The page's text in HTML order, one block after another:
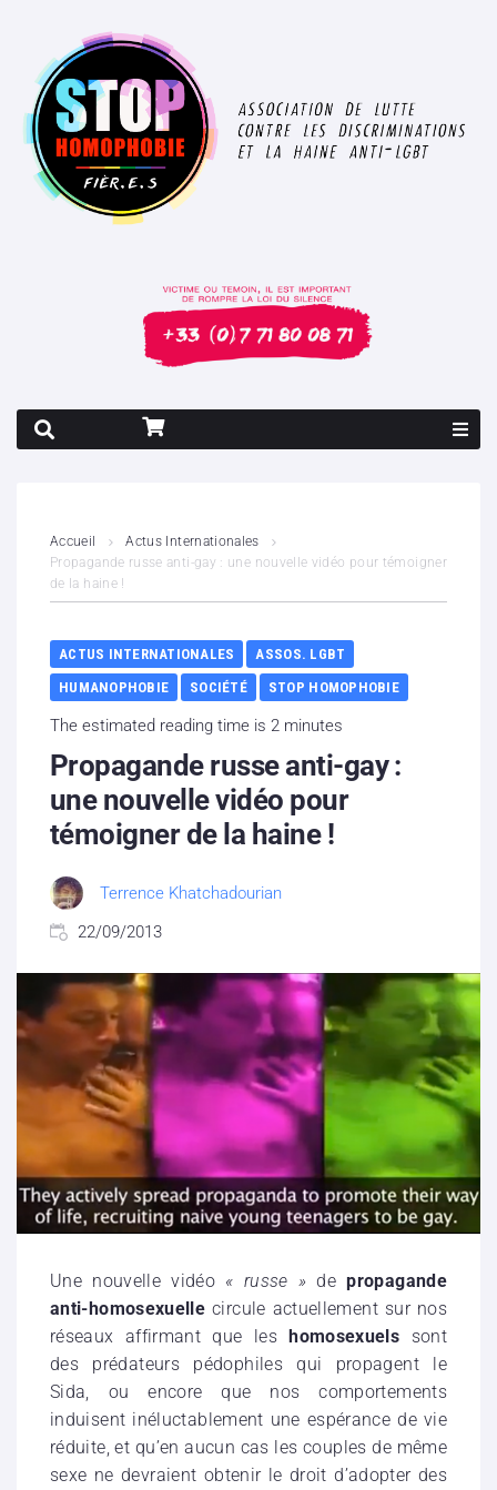
Contenus litigieux
Nous soutenir
Boutique
Partenaires
Contacts
Accueil
Actus Internationales
Propagande russe anti-gay : une nouvelle vidéo pour témoigner
de la haine !
ACTUS INTERNATIONALES
ASSOS. LGBT
HUMANOPHOBIE
SOCIÉTÉ STOP HOMOPHOBIE
The estimated reading time is 2 minutes
Propagande russe anti-gay :
une nouvelle vidéo pour
témoigner de la haine !
Terrence Khatchadourian
22/09/2013
Une nouvelle vidéo « russe » depropagande
anti-homosexuelle circule actuellement sur nos
réseaux affirmant que leshomosexuels sont
des prédateurs pédophiles qui propagent le
Sida, ou encore que nos comportements
induisent inéluctablement une espérance de vie
réduite, et qu’en aucun cas les couples de même
sexe ne devraient obtenir le droit d’adopter des